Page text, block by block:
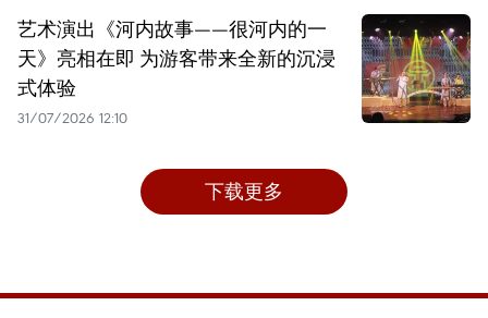
艺术演出《河内故事——很河内的一
天》亮相在即 为游客带来全新的沉浸
式体验
31/07/2026 12:10
下载更多